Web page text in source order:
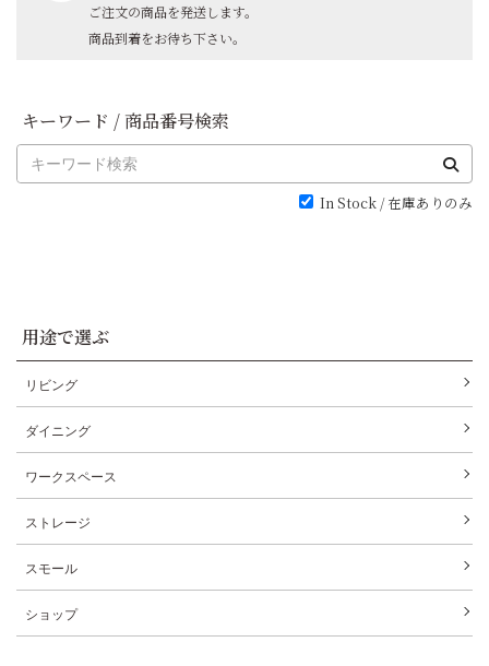
ご注文の商品を発送します。
商品到着をお待ち下さい。
キーワード / 商品番号検索
In Stock / 在庫ありのみ
用途で選ぶ
リビング
ダイニング
ワークスペース
ストレージ
スモール
ショップ